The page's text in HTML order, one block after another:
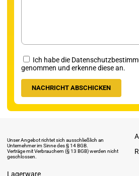
Ich habe die
genommen und erkenne diese an.
Unser Angebot richtet sich ausschließlich an
Unternehmer im Sinne des § 14 BGB.
Verträge mit Verbrauchern (§ 13 BGB) werden nicht
geschlossen.
Lagerware